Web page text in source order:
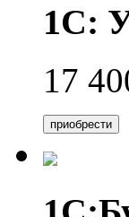
1С:
17
приобрести